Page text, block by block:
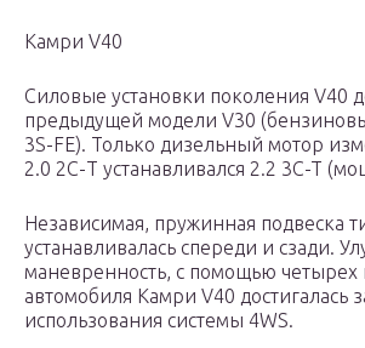
Камри V40
Силовые установки поколения V40
предыдущей модели V30
3S-FE). Только дизельный мотор
2.0 2С-Т устанавливался 2.2 3C-T
Независимая, пружинная подвеска
устанавливалась спереди и сзади.
маневренность, с помощью четырех
автомобиля Камри V40 достигалась
использования системы 4WS.